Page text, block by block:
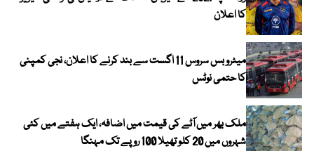
کا اعلان
میٹرو بس سروس 11 اگست سے بند کرنے کا اعلان، نجی کمپنی
کا حتمی نوٹس
ملک بھر میں آٹے کی قیمت میں اضافہ، ایک ہفتے میں کئی
شہروں میں 20 کلو تھیلا 100 روپے تک مہنگا